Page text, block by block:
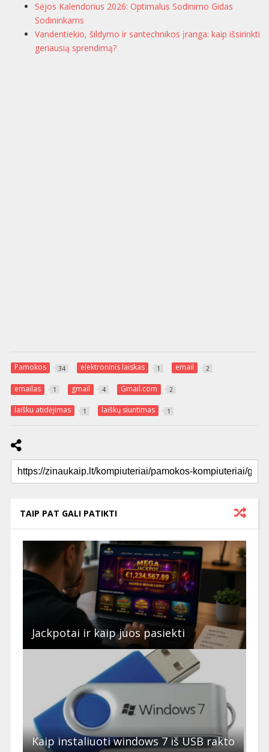
Sėjos Kalendorius 2026: Optimalus Sodinimo Gidas
Sodininkams
Vandentiekio, šildymo ir santechnikos įranga: kaip išsirinkti
geriausią sprendimą?
Pamokos 34 elektroninis laiskas 1 email 2
emailas 1 gmail 4 Gmail.com 2
laišku atidėjimas 1 laiškų siuntimas 1
TAIP PAT GALI PATIKTI
Jackpotai ir kaip juos pasiekti
Kaip instaliuoti windows 7 iš USB rakto